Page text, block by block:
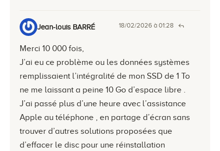
Jean-louis BARRÉ 18/02/2026 à 01:28
Merci 10 000 fois,
J’ai eu ce problème ou les données systèmes
remplissaient l’intégralité de mon SSD de 1 To
ne me laissant a peine 10 Go d’espace libre .
J’ai passé plus d’une heure avec l’assistance
Apple au téléphone , en partage d’écran sans
trouver d’autres solutions proposées que
d’effacer le disc pour une réinstallation